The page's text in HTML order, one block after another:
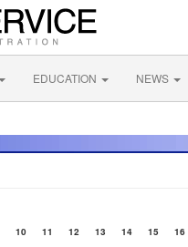
EDUCATION NEWS
10 11 12 13 14 15 16